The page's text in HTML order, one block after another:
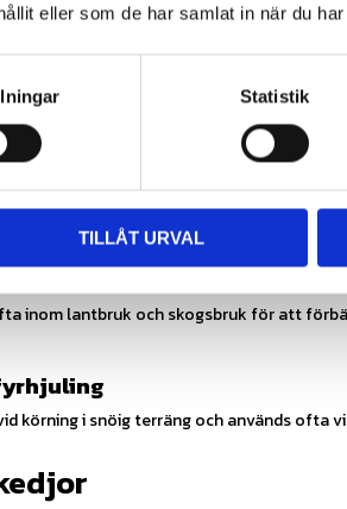
eller som de har samlat in när du
Statistik
TILLÅT URVAL
öka både framkomlighet och säkerhet.
typer av fordon
på vilken typ av fordon de ska
med mycket snö eller i fjällmiljöer.
inom lantbruk och skogsbruk för att
körning i snöig terräng och används ofta